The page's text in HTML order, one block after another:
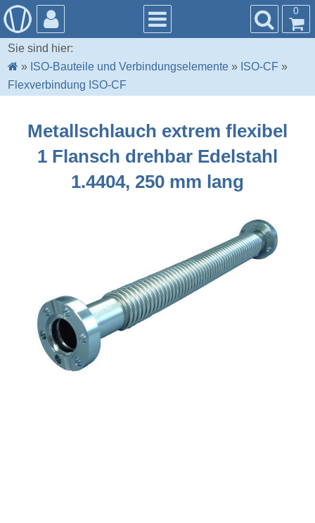
0
Sie sind hier:
» ISO-Bauteile und Verbindungselemente » ISO-CF »
Flexverbindung ISO-CF
Metallschlauch extrem flexibel
1 Flansch drehbar Edelstahl
1.4404, 250 mm lang